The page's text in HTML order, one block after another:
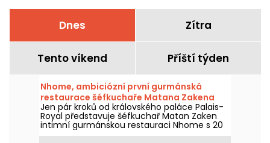
Dnes Zítra
Tento víkend Příští týden
Nhome, ambiciózní první gurmánská
restaurace šéfkuchaře Matana Zakena
Jen pár kroků od královského paláce Palais-
Royal představuje šéfkuchař Matan Zaken
intimní gurmánskou restauraci Nhome s 20
místy a jedinečným a ambiciózním